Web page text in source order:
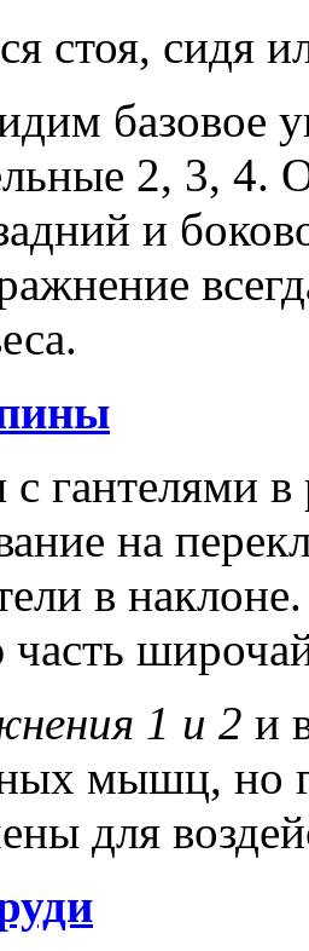
стоя, сидя
базовое
2, 3, 4.
и
гантелями в
на
в
1 и 2 и
мышц, но
для